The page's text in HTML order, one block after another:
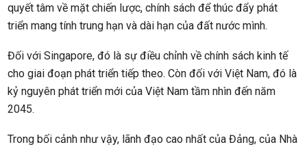
quyết tâm về mặt chiến lược, chính sách để thúc đẩy phát
triển mang tính trung hạn và dài hạn của đất nước mình.
Đối với Singapore, đó là sự điều chỉnh về chính sách kinh tế
cho giai đoạn phát triển tiếp theo. Còn đối với Việt Nam, đó là
kỷ nguyên phát triển mới của Việt Nam tầm nhìn đến năm
2045.
Trong bối cảnh như vậy, lãnh đạo cao nhất của Đảng, của Nhà